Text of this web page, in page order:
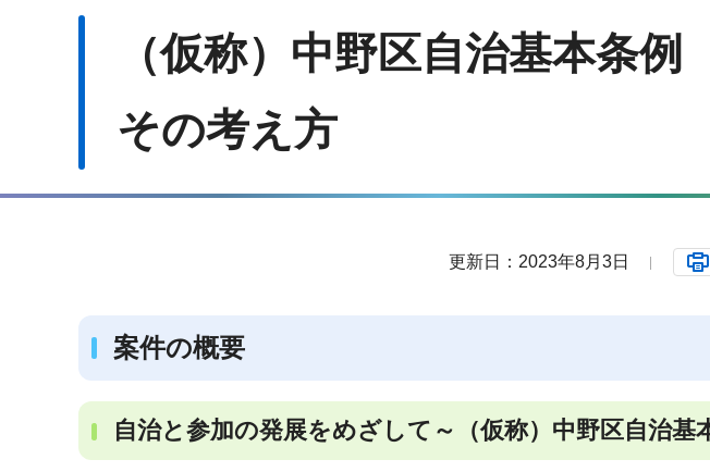
（仮称）中野区自治基本条
その考え方
更新日：2023年8月3日
案件の概要
自治と参加の発展をめざして～（仮称）中野区自治基
ー
シ